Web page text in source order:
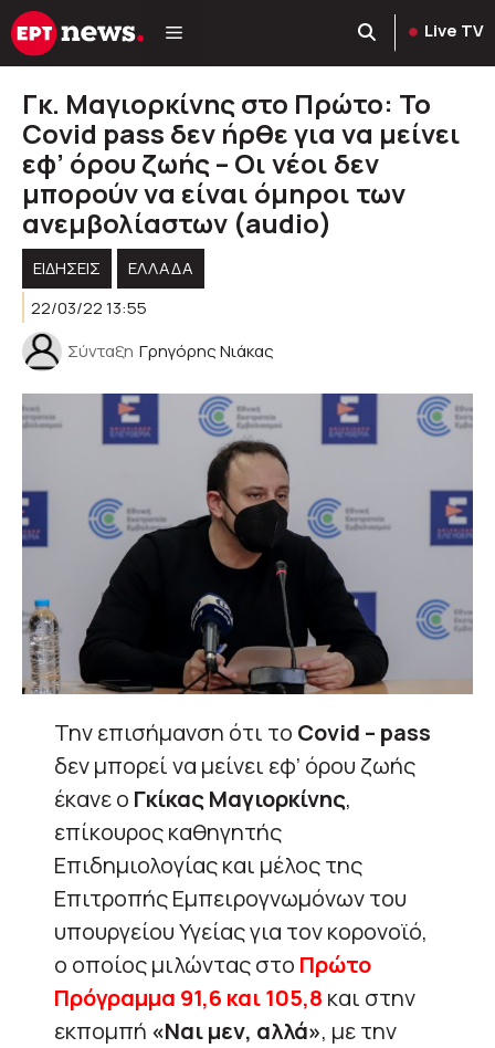
Μετάβαση
σε
Live TV
Γκ. Μαγιορκίνης στο Πρώτο: Το
Covid pass δεν ήρθε για να μείνει
εφ’ όρου ζωής – Οι νέοι δεν
μπορούν να είναι όμηροι των
ανεμβολίαστων (audio)
ΕΙΔΗΣΕΙΣ
ΕΛΛΑΔΑ
22/03/22 13:55
Σύνταξη Γρηγόρης Νιάκας
Την επισήμανση ότι το Covid – pass
δεν μπορεί να μείνει εφ’ όρου ζωής
έκανε ο Γκίκας Μαγιορκίνης,
επίκουρος καθηγητής
Επιδημιολογίας και μέλος της
Επιτροπής Εμπειρογνωμόνων του
υπουργείου Υγείας για τον κορονοϊό,
ο οποίος μιλώντας στο Πρώτο
Πρόγραμμα 91,6 και 105,8 και στην
εκπομπή «Ναι μεν, αλλά», με την